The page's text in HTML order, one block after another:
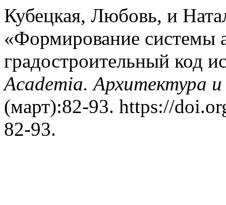
Кубецкая, Любовь, и
«Формирование системы
градостроительный код
Academia. Архитектура
(март):82-93. https://
82-93.